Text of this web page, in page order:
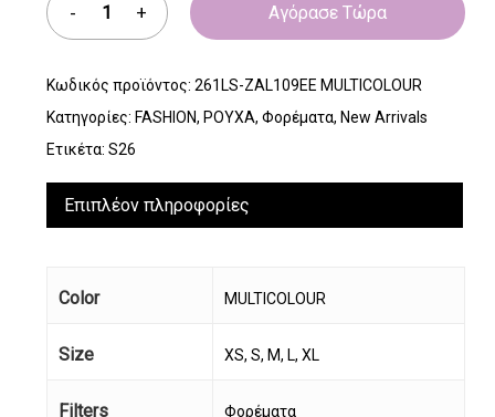
Αγόρασε Τώρα
Κωδικός προϊόντος: 261LS-ZAL109EE MULTICOLOUR
Κατηγορίες: FASHION, ΡΟΥΧΑ, Φορέματα, New Arrivals
Ετικέτα: S26
Επιπλέον πληροφορίες
Color MULTICOLOUR
Size XS, S, M, L, XL
Filters Φορέματα